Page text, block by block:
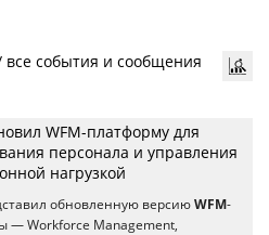
все события и сообщения
WFM-платформу для
персонала и управления
нагрузкой
обновленную версию WFM-
— Workforce Management,